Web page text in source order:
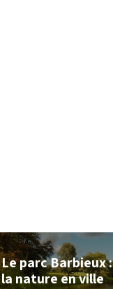
Le parc Barbieux :
la nature en ville